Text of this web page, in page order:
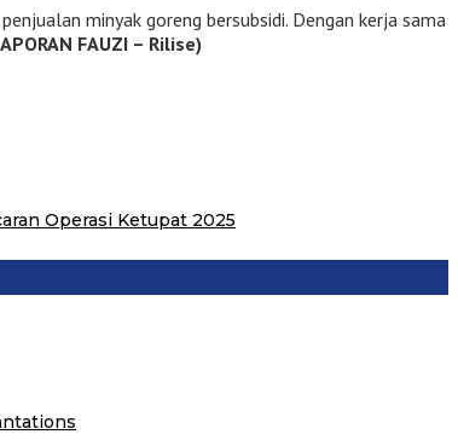
minyak goreng bersubsidi. Dengan kerja sama
FAUZI – Rilise)
Operasi Ketupat 2025